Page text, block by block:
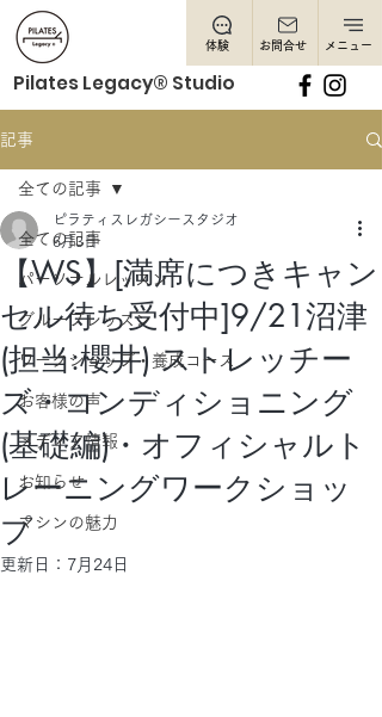
体験 お問合せ メニュー
Pilates Legacy® Studio
記事
全ての記事
パーソナルレッスン
グループレッスン
ワークショップ・養成コース
お客様の声
メディア情報
お知らせ
マシンの魅力
全ての記事
【WS】[満席につきキャン
セル待ち受付中]9/21沼津
(担当:櫻井) ストレッチー
ズ・コンディショニング
(基礎編)・オフィシャルト
レーニングワークショッ
プ
ピラティスレガシースタジオ
6月3日
更新日： 7月24日